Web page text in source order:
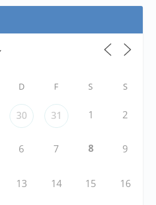
D F S S
30 31 1 2
6 7 8 9
13 14 15 16